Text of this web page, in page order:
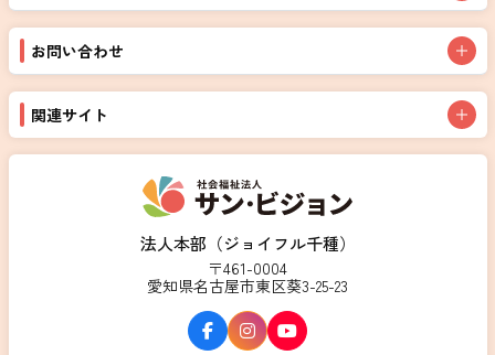
法人本部（ジョイフル千種）
〒461-0004
愛知県名古屋市東区葵3-25-23
お問い合わせ
関連サイト